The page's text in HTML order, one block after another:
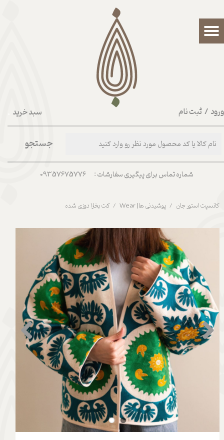
سبد خرید / ثبت نام
حساب کاربری من
تغییر گذر واژه
شماره تماس برای پیگیری سفارشات : 09357675776
جستجو
کانسپت استور جان پوشیدنی ها | Wear کت بخارا دوزی شده